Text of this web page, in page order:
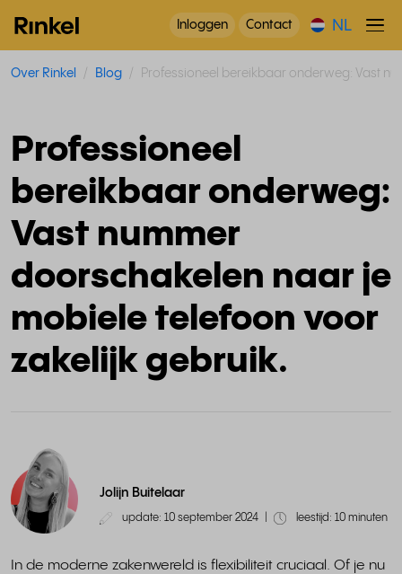
Inloggen Contact NL
Over Rinkel Blog Professioneel bereikbaar onderweg: Vast
Professioneel
bereikbaar onderweg:
Vast nummer
doorschakelen naar je
mobiele telefoon voor
zakelijk gebruik.
Jolijn Buitelaar
update: 10 september 2024 leestijd: 10 minuten
In de moderne zakenwereld is flexibiliteit cruciaal. Of je nu